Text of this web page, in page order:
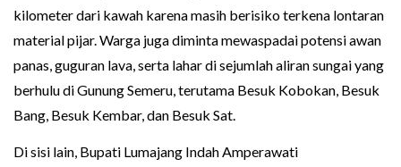
kilometer dari kawah karena masih berisiko terkena lontaran
material pijar. Warga juga diminta mewaspadai potensi awan
panas, guguran lava, serta lahar di sejumlah aliran sungai yang
berhulu di Gunung Semeru, terutama Besuk Kobokan, Besuk
Bang, Besuk Kembar, dan Besuk Sat.
Di sisi lain, Bupati Lumajang Indah Amperawati